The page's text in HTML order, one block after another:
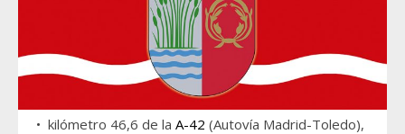
• kilómetro 46,6 de la A-42 (Autovía Madrid-Toledo),